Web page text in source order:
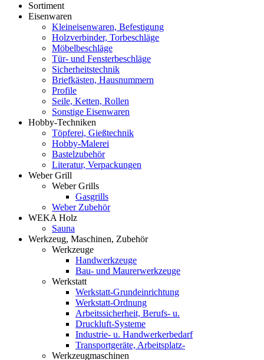
Sortiment
Eisenwaren
Kleineisenwaren, Befestigung
Holzverbinder, Torbeschläge
Möbelbeschläge
Tür- und Fensterbeschläge
Sicherheitstechnik
Briefkästen, Hausnummern
Profile
Seile, Ketten, Rollen
Sonstige Eisenwaren
Hobby-Techniken
Töpferei, Gießtechnik
Hobby-Malerei
Bastelzubehör
Literatur, Verpackungen
Weber Grill
Weber Grills
Gasgrills
Weber Zubehör
WEKA Holz
Sauna
Werkzeug, Maschinen, Zubehör
Werkzeuge
Handwerkzeuge
Bau- und Maurerwerkzeuge
Werkstatt
Werkstatt-Grundeinrichtung
Werkstatt-Ordnung
Arbeitssicherheit, Berufs- u.
Druckluft-Systeme
Industrie- u. Handwerkerbedarf
Transportgeräte, Arbeitsplatz-
Werkzeugmaschinen